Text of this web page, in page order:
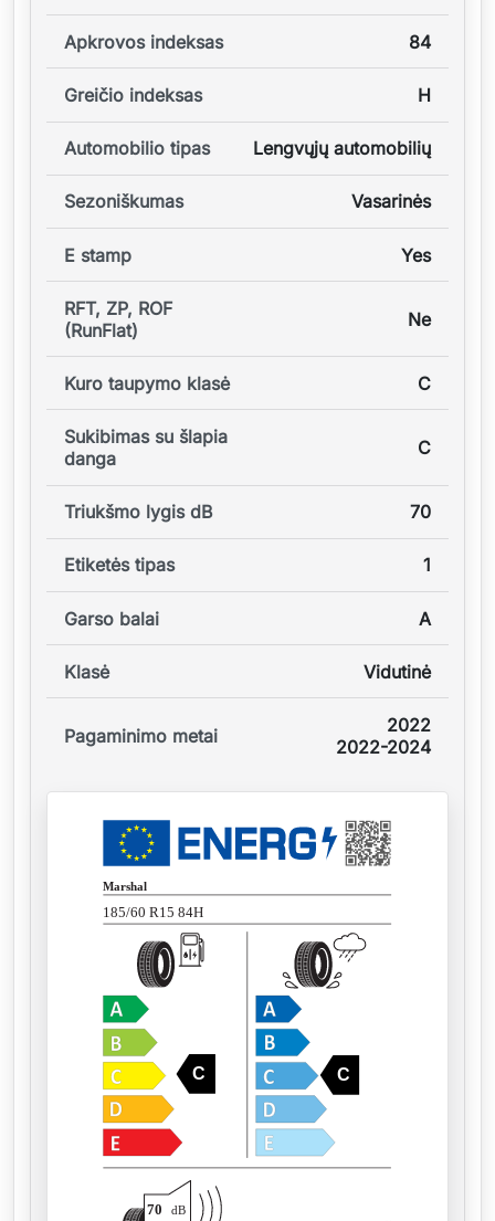
Apkrovos indeksas 84
Greičio indeksas H
Automobilio tipas Lengvųjų automobilių
Sezoniškumas Vasarinės
E stamp Yes
RFT, ZP, ROF
(RunFlat)
Ne
Kuro taupymo klasė C
Sukibimas su šlapia
danga
C
Triukšmo lygis dB 70
Etiketės tipas 1
Garso balai A
Klasė Vidutinė
Pagaminimo metai
2022
2022-2024
Marshal
185/60 R15 84H
C C
70 dB